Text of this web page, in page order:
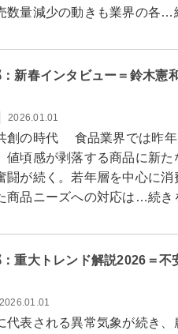
数量減少の動きも業界の各…
新春インタビュー＝鈴木
2026.01.01
の時代 食品業界では昨年
値頃感が剥落する商品に新
闘が続く。若年層を中心に
商品ニーズへの対応は…続き
重大トレンド解説2026＝
2026.01.01
表される異常気象が続き